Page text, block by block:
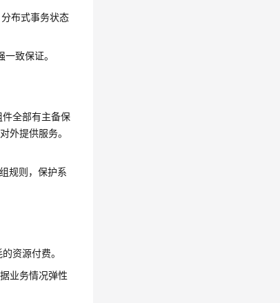
布式事务状态
致保证。
全部有主备保
外提供服务。
规则，保护系
资源付费。
业务情况弹性